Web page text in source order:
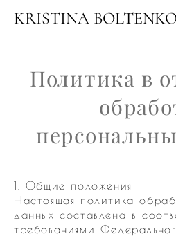
KRISTINA
Политика в
1. Общие положения
Настоящая политика
данных составлена в
требованиями